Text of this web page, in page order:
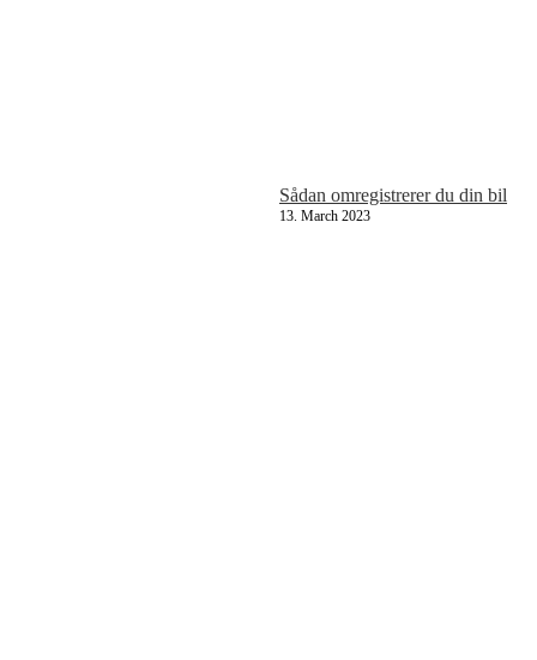
Sådan omregistrerer du din bil
13. March 2023